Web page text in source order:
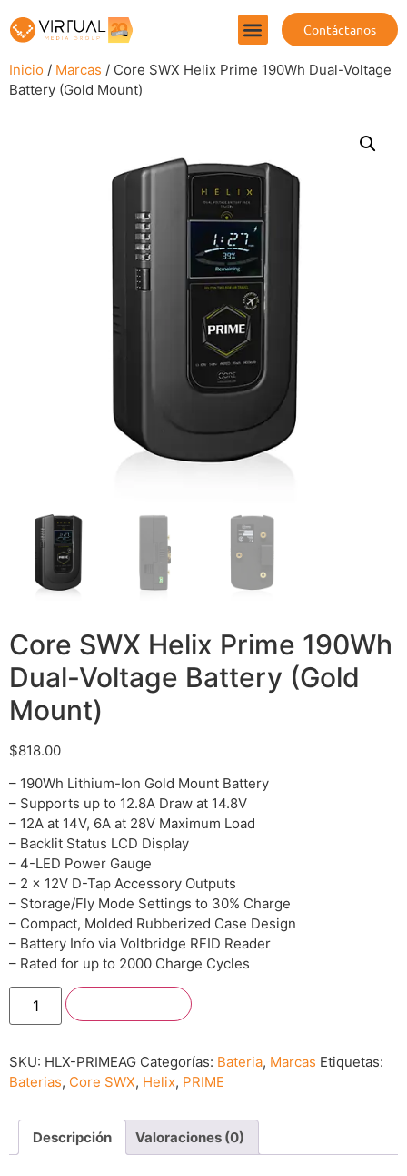
Contáctanos
Inicio / Marcas / Core SWX Helix Prime 190Wh Dual-Voltage
Battery (Gold Mount)
Core SWX Helix Prime 190Wh
Dual-Voltage Battery (Gold
Mount)
$818.00
– 190Wh Lithium-Ion Gold Mount Battery
– Supports up to 12.8A Draw at 14.8V
– 12A at 14V, 6A at 28V Maximum Load
– Backlit Status LCD Display
– 4-LED Power Gauge
– 2 x 12V D-Tap Accessory Outputs
– Storage/Fly Mode Settings to 30% Charge
– Compact, Molded Rubberized Case Design
– Battery Info via Voltbridge RFID Reader
– Rated for up to 2000 Charge Cycles
SKU: HLX-PRIMEAG Categorías: Bateria, Marcas Etiquetas:
Baterias, Core SWX, Helix, PRIME
Descripción Valoraciones (0)